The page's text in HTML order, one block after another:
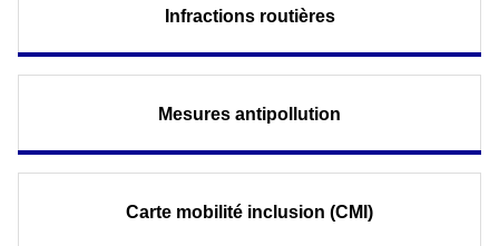
Infractions routières
Mesures antipollution
Carte mobilité inclusion (CMI)